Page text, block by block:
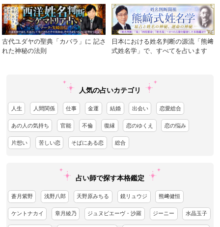
古代ユダヤの聖典「カバラ」に 記さ
れた神秘の法則
日本における姓名判断の源流「熊﨑
式姓名学」で、すべてを占います
人気の占いカテゴリ
人生 人間関係 仕事 金運 結婚 出会い 恋愛総合
あの人の気持ち 官能 不倫 復縁 恋のゆくえ 恋の悩み
片想い 苦しい恋 そばにある恋 総合
占い師で探す本格鑑定
蒼月紫野 浅野八郎 天野原みちる 鏡リュウジ 熊﨑健恒
ケントナカイ 章月綾乃 ジュヌビエーヴ・沙羅 ジーニー 水晶玉子